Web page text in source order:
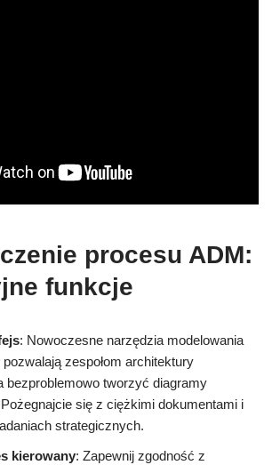
procesu ADM:
funkcje
: Nowoczesne narzędzia modelowania
zespołom architektury
bezproblemowo tworzyć diagramy
się z ciężkimi dokumentami i
strategicznych.
kierowany: Zapewnij zgodność z